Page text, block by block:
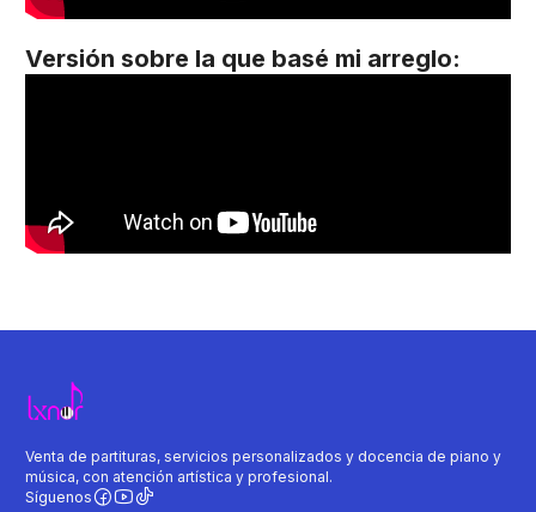
Versión sobre la que basé mi arreglo:
Venta de partituras, servicios personalizados y docencia de piano y
música, con atención artística y profesional.
Síguenos